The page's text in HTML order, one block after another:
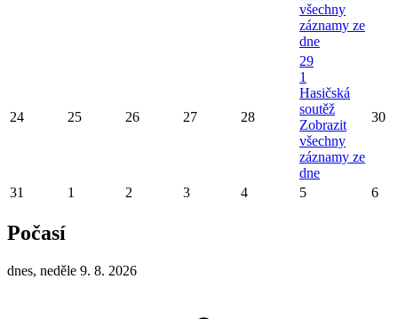
všechny
záznamy ze
dne
24 25 26 27 28
29
1
Hasičská
soutěž
Zobrazit
všechny
záznamy ze
dne
30
31 1 2 3 4 5 6
Počasí
dnes, neděle 9. 8. 2026